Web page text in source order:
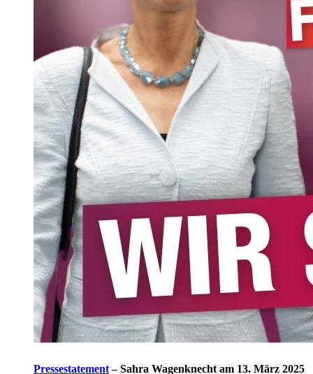
Pressestatement– Sahra Wagenknecht am 13. März 2025